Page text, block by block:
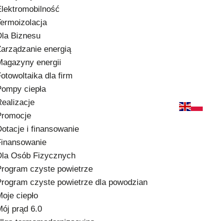
Biznesu
energią
energii
dla firm
ciepła
i finansowanie
Osób Fizycznych
czyste powietrze
czyste powietrze dla powodzian
ciepło
prąd 6.0